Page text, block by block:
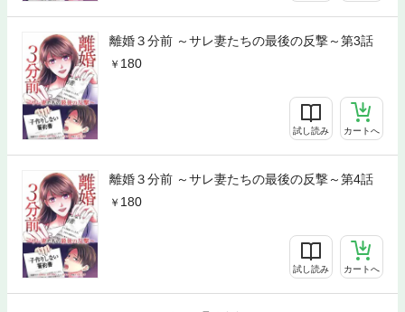
離婚３分前 ～サレ妻たちの最後の反撃～第3話
180
試し読み カートへ
離婚３分前 ～サレ妻たちの最後の反撃～第4話
180
試し読み カートへ